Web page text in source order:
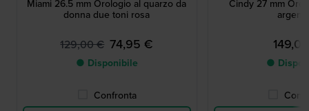
Miami 26.5 mm Orologio al quarzo da
donna due toni rosa
129,00 € 74,95 €
● Disponibile
Confronta
Cindy 27 mm
●